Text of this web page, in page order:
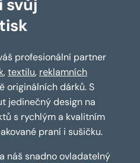
svůj
profesionální partner
,textilu, reklamních
originálních dárků. S
jedinečný design na
s rychlým a kvalitním
praní i sušičku.
náš snadno ovladatelný